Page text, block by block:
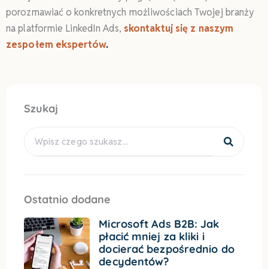
porozmawiać o konkretnych możliwościach Twojej branży
na platformie LinkedIn Ads, skontaktuj się z naszym
zespołem ekspertów.
Szukaj
Ostatnio dodane
Microsoft Ads B2B: Jak
płacić mniej za kliki i
docierać bezpośrednio do
decydentów?